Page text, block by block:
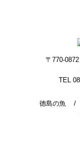
徳島の魚
〒770-
TEL